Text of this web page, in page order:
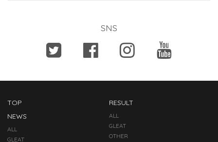
SNS
TOP
NEWS
ALL
GLEAT
RESULT
ALL
GLEAT
OTHER